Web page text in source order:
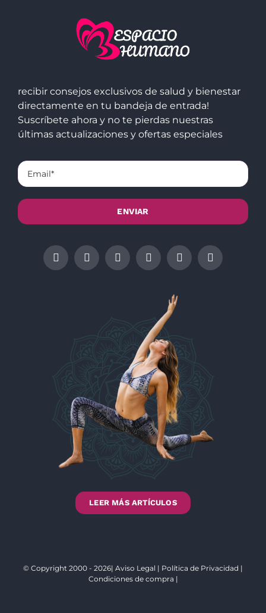
recibir consejos exclusivos de salud y bienestar
directamente en tu bandeja de entrada!
Suscríbete ahora y no te pierdas nuestras
últimas actualizaciones y ofertas especiales
LEER MÁS ARTÍCULOS
© Copyright 2000 - 2026| Aviso Legal | Política de Privacidad |
Condiciones de compra |